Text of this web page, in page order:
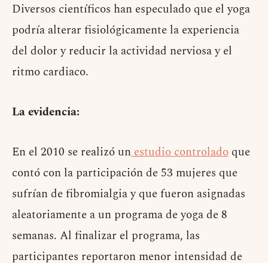
Diversos científicos han especulado que el yoga
podría alterar fisiológicamente la experiencia
del dolor y reducir la actividad nerviosa y el
ritmo cardiaco.
La evidencia:
En el 2010 se realizó unestudio controlado que
contó con la participación de 53 mujeres que
sufrían de fibromialgia y que fueron asignadas
aleatoriamente a un programa de yoga de 8
semanas. Al finalizar el programa, las
participantes reportaron menor intensidad de